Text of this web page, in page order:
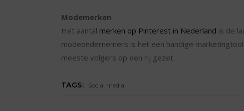
Modemerken
Het aantal merken op Pinterest in Nederland is de
modeondernemers is het een handige
meeste volgers op een rij gezet.
TAGS: Social media